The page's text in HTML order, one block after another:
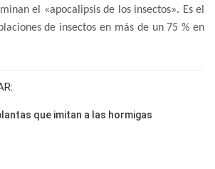
el «apocalipsis de los insectos». Es el
de insectos en más de un 75 % en
que imitan a las hormigas